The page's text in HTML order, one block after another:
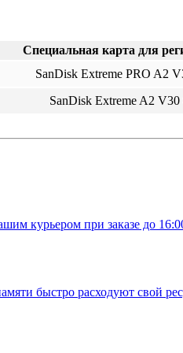
Специальная карта для
SanDisk Extreme PRO A2
SanDisk Extreme A2 V30
курьером при заказе до
быстро расходуют свой